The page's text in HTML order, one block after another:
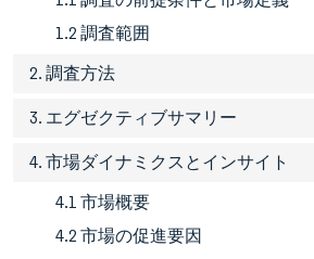
1.2 調査範囲
2. 調査方法
3. エグゼクティブサマリー
4. 市場ダイナミクスとインサイト
4.1 市場概要
4.2 市場の促進要因